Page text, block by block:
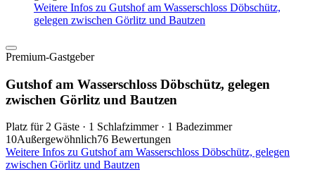
Weitere Infos zu Gutshof am Wasserschloss Döbschütz,
gelegen zwischen Görlitz und Bautzen
Premium-Gastgeber
Gutshof am Wasserschloss Döbschütz, gelegen
zwischen Görlitz und Bautzen
Platz für 2 Gäste · 1 Schlafzimmer · 1 Badezimmer
10Außergewöhnlich76 Bewertungen
Weitere Infos zu Gutshof am Wasserschloss Döbschütz, gelegen
zwischen Görlitz und Bautzen